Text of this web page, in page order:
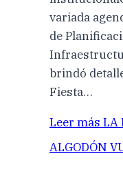
variada
de
brindó
Fiesta…
Leer más LA
ALGODÓN